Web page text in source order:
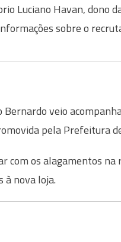
Luciano Havan, dono
sobre o
Bernardo veio
pela Prefeitura
com os alagamentos
à nova loja.